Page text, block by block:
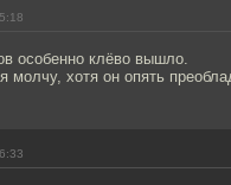
особенно клёво вышло.
молчу, хотя он опять